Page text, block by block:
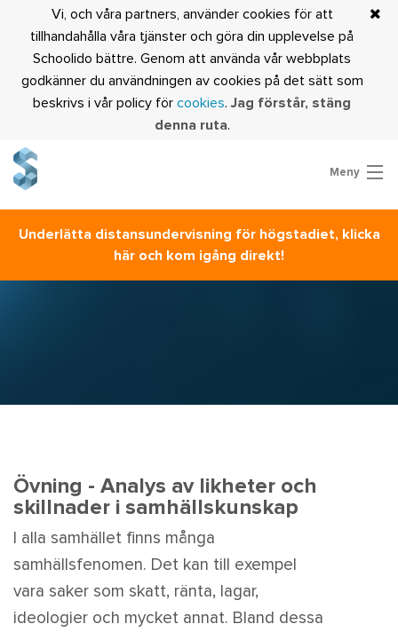
Vi, och våra partners, använder cookies för att
tillhandahålla våra tjänster och göra din upplevelse på
Schoolido bättre. Genom att använda vår webbplats
godkänner du användningen av cookies på det sätt som
beskrivs i vår policy för cookies. Jag förstår, stäng
denna ruta.
Meny
Är du lärare?
Underlätta distansundervisning för högstadiet, klicka
här och kom igång direkt!
Övning - Analys av likheter och
skillnader i samhällskunskap
I alla samhället finns många
samhällsfenomen. Det kan till exempel
vara saker som skatt, ränta, lagar,
ideologier och mycket annat. Bland dessa